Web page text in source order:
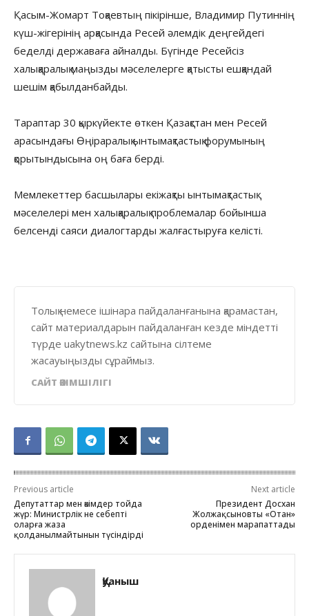
Қасым-Жомарт Тоқаевтың пікірінше, Владимир Путиннің
күш-жігерінің арқасында Ресей әлемдік деңгейдегі
беделді державаға айналды. Бүгінде Ресейсіз
халықаралық маңызды мәселелерге қатысты ешқандай
шешім қабылданбайды.
Тараптар 30 қыркүйекте өткен Қазақстан мен Ресей
арасындағы Өңіраралық ынтымақтастық форумының
қорытындысына оң баға берді.
Мемлекеттер басшылары екіжақты ынтымақтастық
мәселелері мен халықаралық проблемалар бойынша
белсенді саяси диалогтарды жалғастыруға келісті.
Толық немесе ішінара пайдаланғанына қарамастан,
сайт материалдарын пайдаланған кезде міндетті
түрде uakytnews.kz сайтына сілтеме
жасауыңызды сұраймыз.
САЙТ ӘКІМШІЛІГІ
Previous article
Депутаттар мен әкімдер тойда
жүр: Министрлік не себепті
оларға жаза
қолданылмайтынын түсіндірді
Next article
Президент Досхан
Жолжақсыновты «Отан»
орденімен марапаттады
Қуаныш